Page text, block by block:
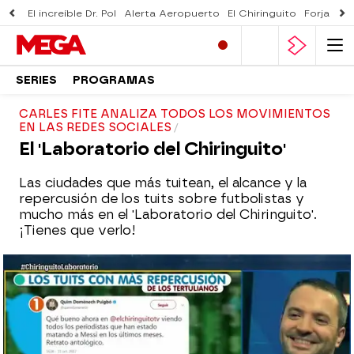
El increíble Dr. Pol Alerta Aeropuerto El Chiringuito Forjado
SERIES PROGRAMAS
CARLES FITE ANALIZA TODOS LOS MOVIMIENTOS
EN LAS REDES SOCIALES
El 'Laboratorio del Chiringuito'
Las ciudades que más tuitean, el alcance y la
repercusión de los tuits sobre futbolistas y
mucho más en el 'Laboratorio del Chiringuito'.
¡Tienes que verlo!